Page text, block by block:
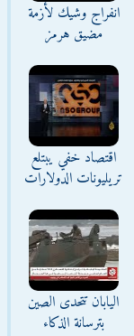
انفراج وشيك لأزمة
مضيق هرمز
اقتصاد خفي يبتلع
تريليونات الدولارات
اليابان تتحدى الصين
بترسانة الذكاء